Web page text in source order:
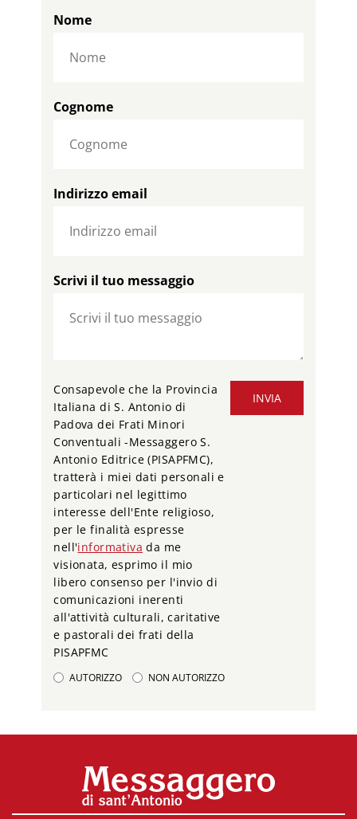
Nome
Cognome
Indirizzo email
Scrivi il tuo messaggio
INVIA
Consapevole che la Provincia
Italiana di S. Antonio di
Padova dei Frati Minori
Conventuali -Messaggero S.
Antonio Editrice (PISAPFMC),
tratterà i miei dati personali e
particolari nel legittimo
interesse dell'Ente religioso,
per le finalità espresse
nell'informativa da me
visionata, esprimo il mio
libero consenso per l'invio di
comunicazioni inerenti
all'attività culturali, caritative
e pastorali dei frati della
PISAPFMC
AUTORIZZO NON AUTORIZZO